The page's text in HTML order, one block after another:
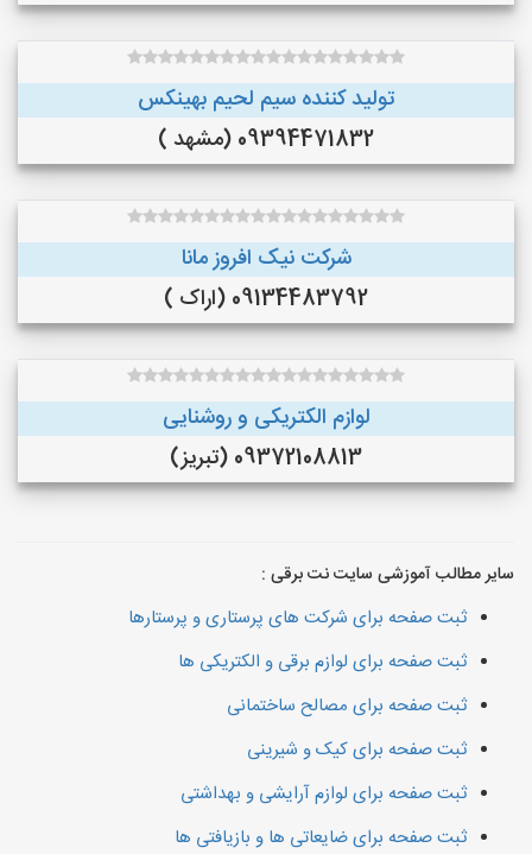
تولید کننده سیم لحیم بهینکس
09394471832 (مشهد )
شرکت نیک افروز مانا
09134483792 (اراک )
لوازم الکتریکی و روشنایی
09372108813 (تبریز)
سایر مطالب آموزشی سایت نت برقی :
ثبت صفحه برای شرکت های پرستاری و پرستارها
ثبت صفحه برای لوازم برقی و الکتریکی ها
ثبت صفحه برای مصالح ساختمانی
ثبت صفحه برای کیک و شیرینی
ثبت صفحه برای لوازم آرایشی و بهداشتی
ثبت صفحه برای ضایعاتی ها و بازیافتی ها